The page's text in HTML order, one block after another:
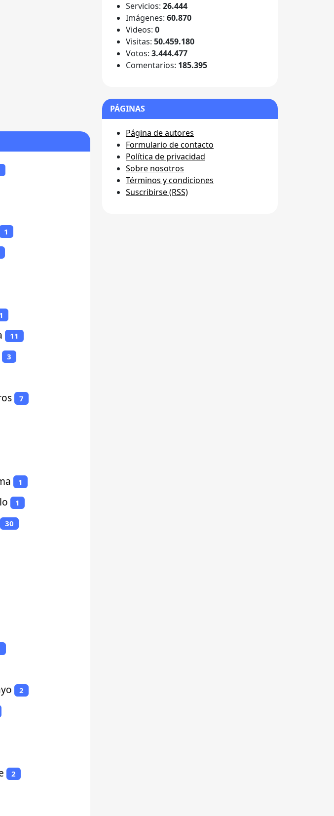
1
11
3
7
1
1
30
2
2
Servicios: 26.444
Imágenes: 60.870
Videos: 0
Visitas: 50.459.180
Votos: 3.444.477
Comentarios: 185.395
PÁGINAS
Página de autores
Formulario de contacto
Política de privacidad
Sobre nosotros
Términos y condiciones
Suscribirse (RSS)